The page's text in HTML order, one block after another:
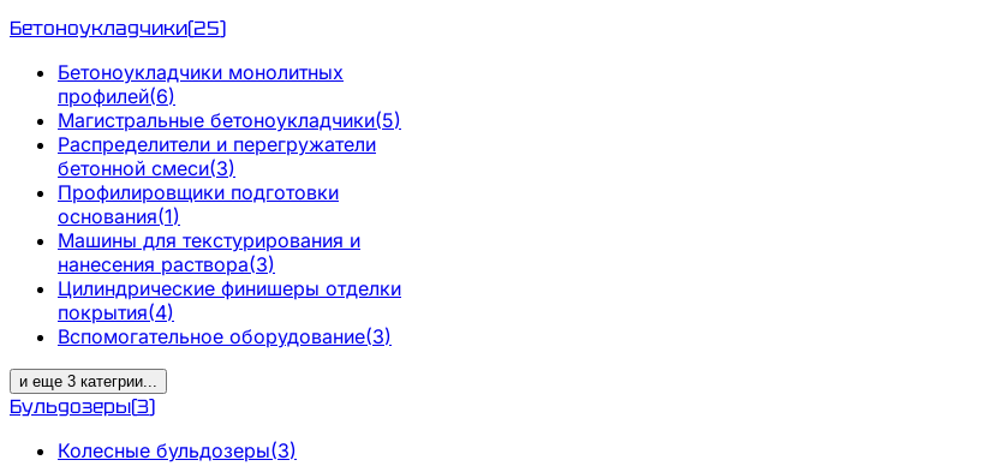
Бетоноукладчики(25)
Бетоноукладчики монолитных
профилей(6)
Магистральные бетоноукладчики(5)
Распределители и перегружатели
бетонной смеси(3)
Профилировщики подготовки
основания(1)
Машины для текстурирования и
нанесения раствора(3)
Цилиндрические финишеры отделки
покрытия(4)
Вспомогательное оборудование(3)
и еще 3 категрии...
Бульдозеры(3)
Колесные бульдозеры(3)